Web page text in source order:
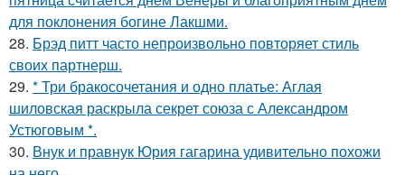
для поклонения богине Лакшми.
28. Брэд питт часто непроизвольно повторяет стиль
своих партнерш.
29. * Три бракосочетания и одно платье: Аглая
шиловская раскрыла секрет союза с Александром
Устюговым *.
30. Внук и правнук Юрия гагарина удивительно похожи